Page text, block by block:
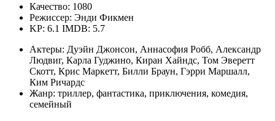
Качество: 1080
Режиссер: Энди Фикмен
KP: 6.1 IMDB: 5.7
Актеры: Дуэйн Джонсон, Аннасофия Робб, Александр
Людвиг, Карла Гуджино, Киран Хайндс, Том Эверетт
Скотт, Крис Маркетт, Билли Браун, Гэрри Маршалл,
Ким Ричардс
Жанр: триллер, фантастика, приключения, комедия,
семейный